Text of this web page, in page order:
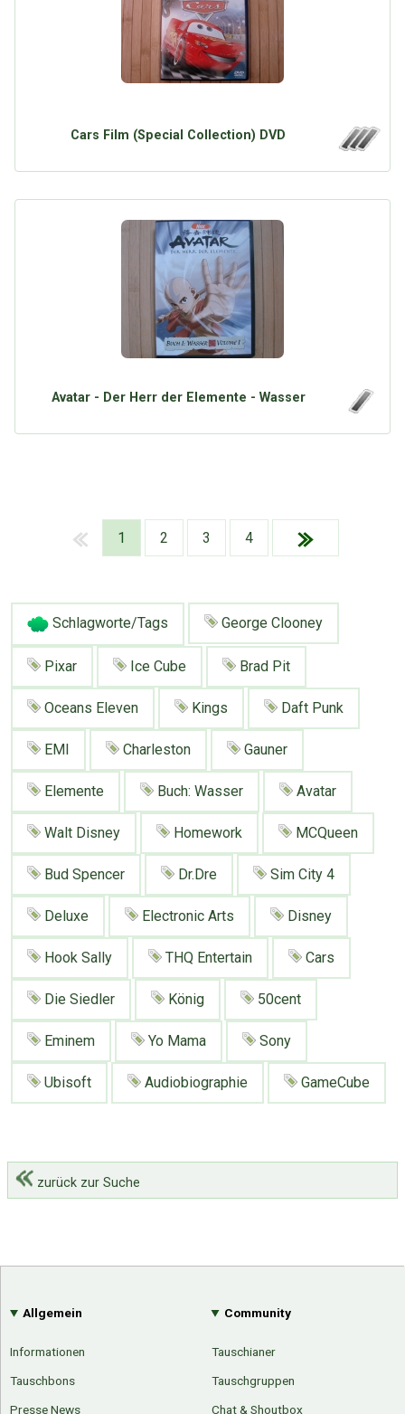
Cars Film (Special Collection) DVD
Avatar - Der Herr der Elemente - Wasser
1 2 3 4
Schlagworte/Tags George Clooney
Pixar Ice Cube Brad Pit
Oceans Eleven Kings Daft Punk
EMI Charleston Gauner
Elemente Buch: Wasser Avatar
Walt Disney Homework MCQueen
Bud Spencer Dr.Dre Sim City 4
Deluxe Electronic Arts Disney
Hook Sally THQ Entertain Cars
Die Siedler König 50cent
Eminem Yo Mama Sony
Ubisoft Audiobiographie GameCube
zurück zur Suche
Allgemein
Informationen
Tauschbons
Presse News
Community
Tauschianer
Tauschgruppen
Chat & Shoutbox